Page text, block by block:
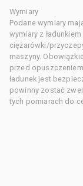
Wymiary
Podane wymiary
wymiary z
ciężarówki/
maszyny.
przed
ładunek jest
powinny zostać
tych pomiarach do